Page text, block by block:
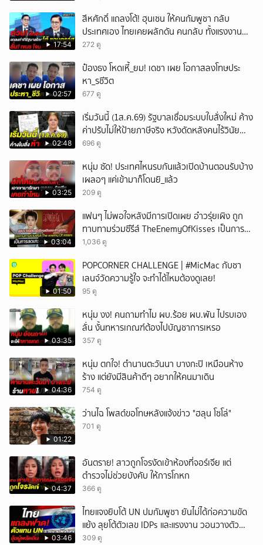
17:54
สีหศักดิ์ แถลงโต้! ฮุนเซน ให้คนกัมพูชา กลับ
ประเทศเอง ไทยเคยผลักดัน คนกลับ ทั้งแรงงาน
ถูก-ผิดกฎหมาย
272 ดู
02:57
ป๋องธง โหดเหี้_ยม! เดชา เผย โอกาสลงโทษประ
หา_รชีวิต
677 ดู
02:48
เริ่มวันนี้ (1ส.ค.69) รัฐบาลเชื่อมระบบใบสั่งใหม่ ค้าง
ค่าปรับไม่ให้ป้ายภาษีจริง หวังดัดหลังคนไร้วินัย
จราจร
696 ดู
03:25
หนุ่ม ซัด! ประเทศไหนรบกันแล้วเปิดบ้านตอนรับบ้าง
เผลอๆ แค่เข้ามาก็โดนยิ_แล้ว
209 ดู
03:04
แฟนๆ ไม่พอใจหลังมีการเปิดเผย อ๋าวรุ่ยเผิง ถูก
ทาบทามร่วมซีรีส์ TheEnemyOfKisses เป็นการ
ลดเกรดนักแสดงหรือไม่
1,036 ดู
01:50
POPCORNER CHALLENGE | #MicMac กับชา
เลนจ์วัดความรู้ใจ จะทำได้ไหมต้องดูเลย!
95 ดู
03:35
หนุ่ม งง! คนถามทำไม ผบ.ร้อย ผบ.พัน ไปรบเอง
ลั่น งั้นทหารเกณฑ์ต้องไปบัญชาการเหรอ
357 ดู
04:36
หนุ่ม ตกใจ! ตำนานตะวันนา บางกะปิ เหมือนห้าง
ร้าง แต่ยังมีสินค้าดีๆ อยากให้คนมาเดิน
754 ดู
01:22
ว่านไฉ โพสต์ขอโทษหลังแจ้งข่าว "ฮลุน โซโล่"
701 ดู
04:37
อันตราย! สาวถูกโจรงัดเข้าห้องที่จอร์เจีย แต่
ตำรวจไม่ช่วยบังคับ ให้การโกหก
366 ดู
03:46
ไทยแจงยิบโต้ UN ปมกัมพูชา ยันไม่ได้ก่อความขัด
แย้ง ลุยโต้ตัวเลข IDPs และแรงงาน วอนวางตัว
เป็นกลาง
309 ดู